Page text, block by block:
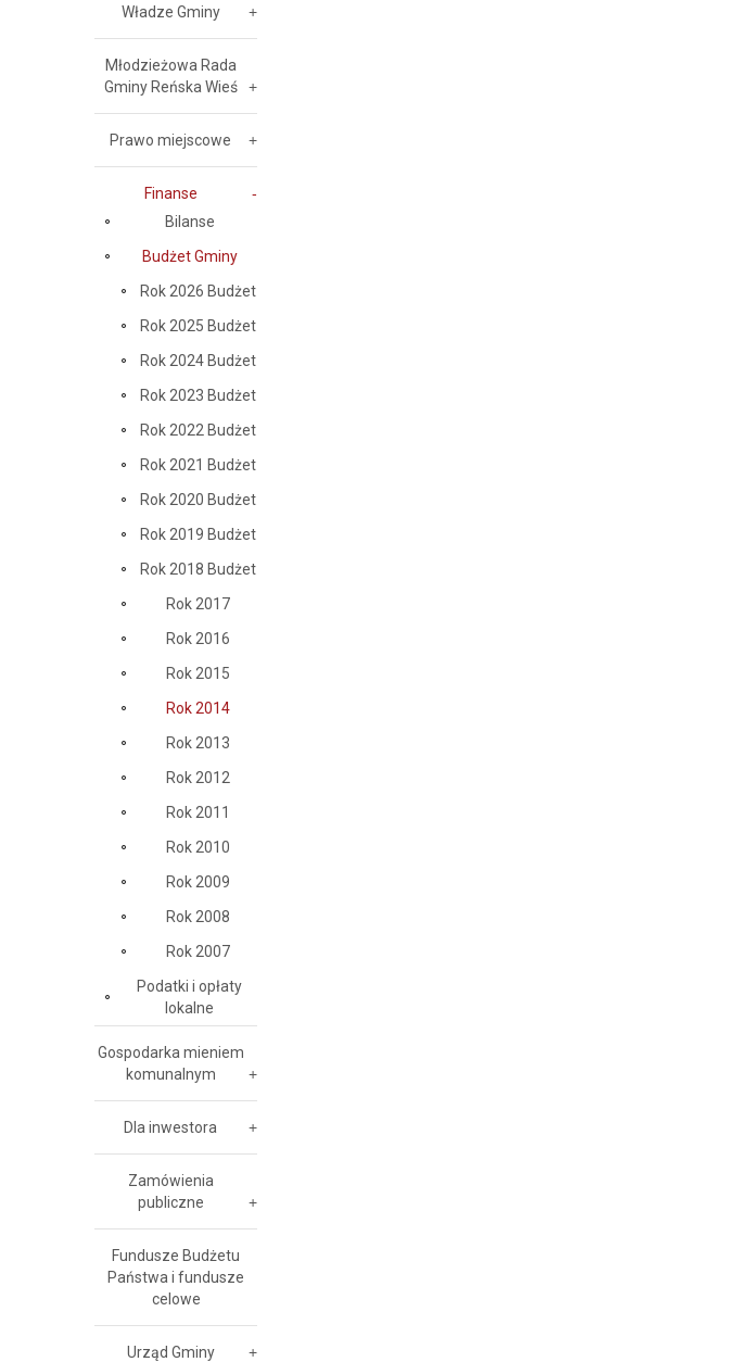
Władze Gminy
Młodzieżowa Rada
Gminy Reńska Wieś
Prawo miejscowe
Finanse
Bilanse
Budżet Gminy
Rok 2026 Budżet
Rok 2025 Budżet
Rok 2024 Budżet
Rok 2023 Budżet
Rok 2022 Budżet
Rok 2021 Budżet
Rok 2020 Budżet
Rok 2019 Budżet
Rok 2018 Budżet
Rok 2017
Rok 2016
Rok 2015
Rok 2014
Rok 2013
Rok 2012
Rok 2011
Rok 2010
Rok 2009
Rok 2008
Rok 2007
Podatki i opłaty
lokalne
Gospodarka mieniem
komunalnym
Dla inwestora
Zamówienia
publiczne
Fundusze Budżetu
Państwa i fundusze
celowe
Urząd Gminy